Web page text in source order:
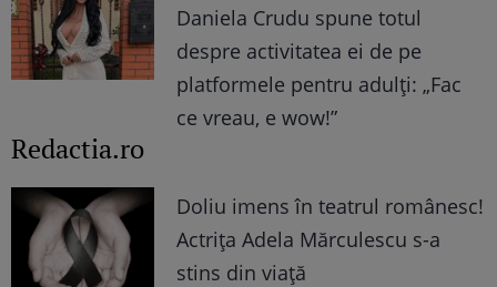
Daniela Crudu spune totul
despre activitatea ei de pe
platformele pentru adulți: „Fac
ce vreau, e wow!”
Redactia.ro
Doliu imens în teatrul românesc!
Actrița Adela Mărculescu s-a
stins din viață